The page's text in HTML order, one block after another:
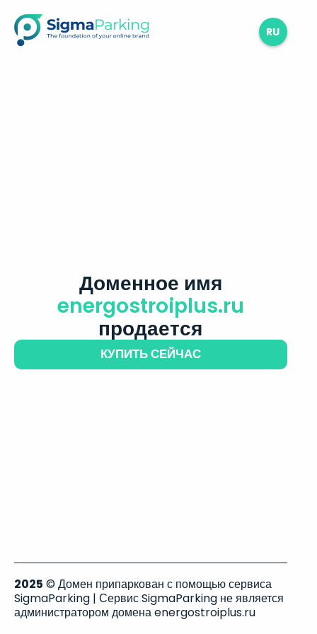
RU
Доменное имя
energostroiplus.ru
продается
КУПИТЬ СЕЙЧАС
2025 © Домен припаркован с помощью сервиса
SigmaParking | Сервис SigmaParking не является
администратором домена energostroiplus.ru